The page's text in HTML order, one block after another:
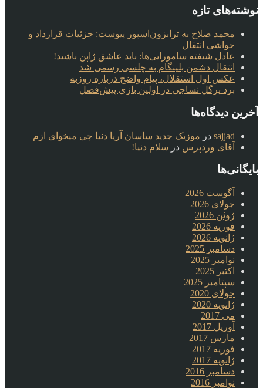
نوشته‌های تازه
محمد صلاح به ترابزون‌اسپور پیوست: جزئیات قرارداد و
حواشی انتقال
عادل شیفته سامورایی‌ها: باید عاشق ژاپن باشید!
انتقال دشمن بلینگام به چلسی رسمی شد
عکس اول استقلال، پیام واضح درباره روزبه
برد پرگل نساجی در اولین بازی پیش‌فصل
آخرین دیدگاه‌ها
sajjad در موزیک جدید ساسان آریا دنیا چی میخوای ازم
آقای وردپرس در سلام دنیا!
بایگانی‌ها
آگوست 2026
جولای 2026
ژوئن 2026
فوریه 2026
ژانویه 2026
دسامبر 2025
نوامبر 2025
اکتبر 2025
سپتامبر 2025
جولای 2020
ژانویه 2020
می 2017
آوریل 2017
مارس 2017
فوریه 2017
ژانویه 2017
دسامبر 2016
نوامبر 2016